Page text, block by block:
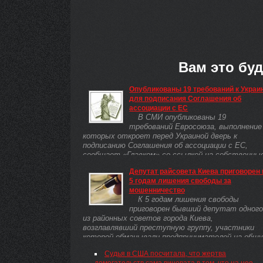
Вам это
Опубликованы 19 требований к
для подписания Соглашения об
ассоциации с ЕС
В СМИ опубликованы 19
требований Евросоюза, выполнение
которых откроет перед Украиной дверь к
подписанию Соглашения об ассоциации с ЕС,
сообщает «Главком» со ссылкой на
Депутат райсовета Киева приговорен
5 годам лишения свободы за
мошенничество
К 5 годам лишения свободы
приговорен бывший депутат одного
из районных советов города Киева,
возглавлявший преступную группу, участники
которой обманывали предпринимателей на
Судья в США посчитала, что жертва